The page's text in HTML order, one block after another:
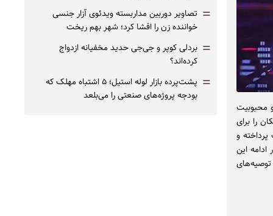
و محبوبیت
را برای
فعالیت پرداخته و
این
توصیه‌های
= تصاویر دوربین مداربسته ویدئوی آزار جنسی
خواننده زن را افشا کرد؛ شهر بهم ریخت
= بردلی کوپر و جی‌جی حدید مخفیانه ازدواج
کرده‌اند؟
=
پشت‌پرده بازار لوله استیل؛ ۵ اشتباه مهلک که
بودجه پروژه‌های صنعتی را می‌بلعد